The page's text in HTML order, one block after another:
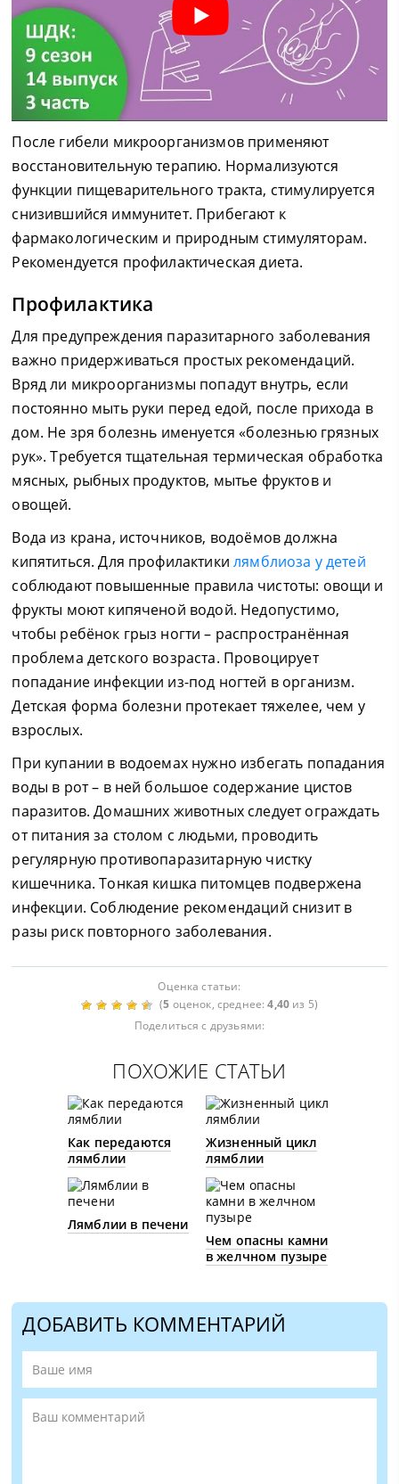
После гибели микроорганизмов применяют
восстановительную терапию. Нормализуются
функции пищеварительного тракта, стимулируется
снизившийся иммунитет. Прибегают к
фармакологическим и природным стимуляторам.
Рекомендуется профилактическая диета.
Профилактика
Для предупреждения паразитарного заболевания
важно придерживаться простых рекомендаций.
Вряд ли микроорганизмы попадут внутрь, если
постоянно мыть руки перед едой, после прихода в
дом. Не зря болезнь именуется «болезнью грязных
рук». Требуется тщательная термическая обработка
мясных, рыбных продуктов, мытье фруктов и
овощей.
Вода из крана, источников, водоёмов должна
кипятиться. Для профилактикилямблиоза у детей
соблюдают повышенные правила чистоты: овощи и
фрукты моют кипяченой водой. Недопустимо,
чтобы ребёнок грыз ногти – распространённая
проблема детского возраста. Провоцирует
попадание инфекции из-под ногтей в организм.
Детская форма болезни протекает тяжелее, чем у
взрослых.
При купании в водоемах нужно избегать попадания
воды в рот – в ней большое содержание цистов
паразитов. Домашних животных следует ограждать
от питания за столом с людьми, проводить
регулярную противопаразитарную чистку
кишечника. Тонкая кишка питомцев подвержена
инфекции. Соблюдение рекомендаций снизит в
разы риск повторного заболевания.
Оценка статьи:
(5 оценок, среднее:4,40 из 5)
Поделиться с друзьями:
ПОХОЖИЕ СТАТЬИ
Как передаются
лямблии
Жизненный цикл
лямблии
Лямблии в печени
Чем опасны камни
в желчном пузыре
ДОБАВИТЬ КОММЕНТАРИЙ